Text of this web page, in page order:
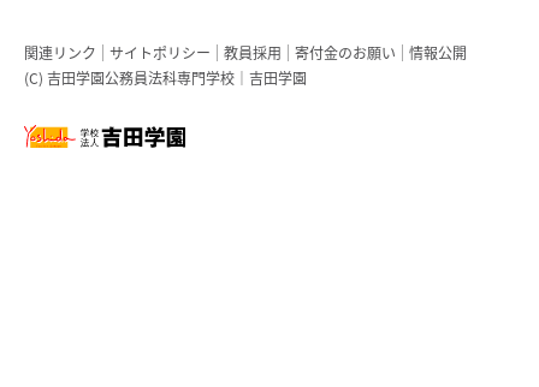
関連リンク サイトポリシー 教員採用 寄付金のお願い
情報公開
(C) 吉田学園公務員法科専門学校｜吉田学園